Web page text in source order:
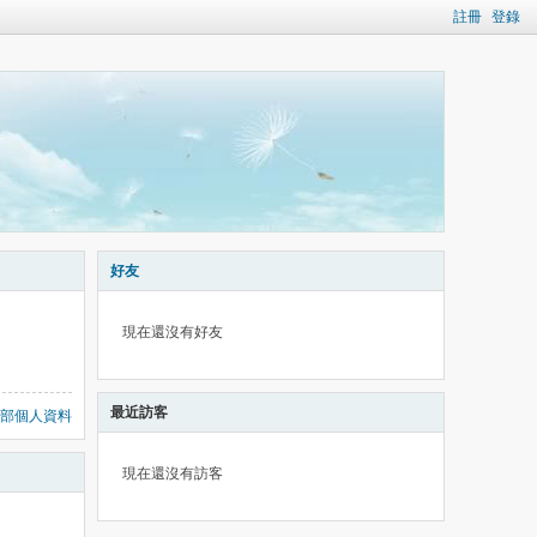
註冊 登錄
個人資料
好友
現在還沒有好友
最近訪客
現在還沒有訪客